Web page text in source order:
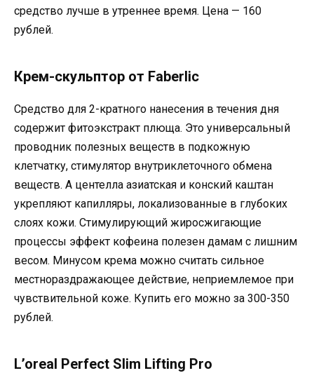
средство лучше в утреннее время. Цена — 160
рублей.
Крем-скульптор от Faberlic
Средство для 2-кратного нанесения в течения дня
содержит фитоэкстракт плюща. Это универсальный
проводник полезных веществ в подкожную
клетчатку, стимулятор внутриклеточного обмена
веществ. А центелла азиатская и конский каштан
укрепляют капилляры, локализованные в глубоких
слоях кожи. Стимулирующий жиросжигающие
процессы эффект кофеина полезен дамам с лишним
весом. Минусом крема можно считать сильное
местнораздражающее действие, неприемлемое при
чувствительной коже. Купить его можно за 300-350
рублей.
L’oreal Perfect Slim Lifting Pro